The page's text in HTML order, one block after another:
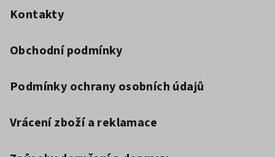
Kontakty
Obchodní podmínky
Podmínky ochrany osobních údajů
Vrácení zboží a reklamace